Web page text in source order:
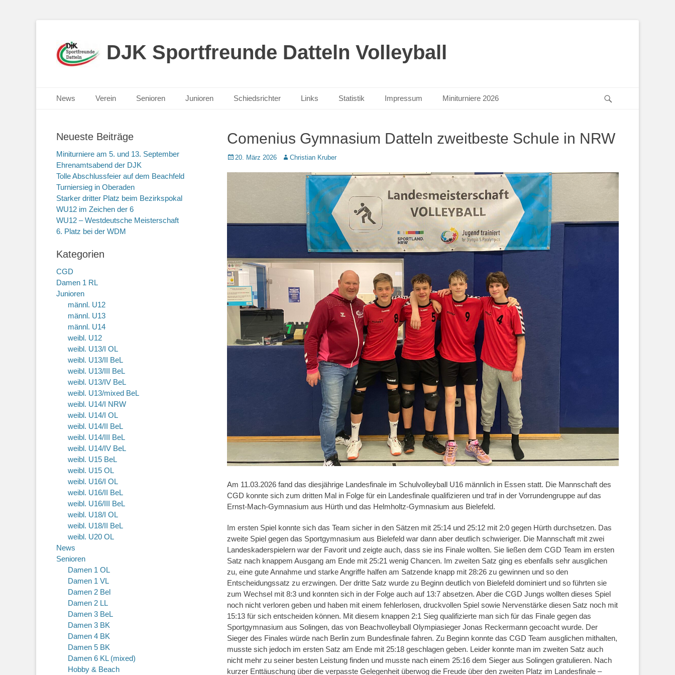
DJK Sportfreunde Datteln Volleyball
Primäres Menü
Inhalt
News Verein Senioren Junioren Schiedsrichter Links Statistik Impressum Miniturniere 2026
Comenius Gymnasium Datteln zweitbeste Schule in NRW
Posted
20. März 2026 AutorChristian Kruber
Am 11.03.2026 fand das diesjährige Landesfinale im Schulvolleyball U16 männlich in Essen statt. Die Mannschaft des
CGD konnte sich zum dritten Mal in Folge für ein Landesfinale qualifizieren und traf in der Vorrundengruppe auf das
Ernst-Mach-Gymnasium aus Hürth und das Helmholtz-Gymnasium aus Bielefeld.
Im ersten Spiel konnte sich das Team sicher in den Sätzen mit 25:14 und 25:12 mit 2:0 gegen Hürth durchsetzen. Das
zweite Spiel gegen das Sportgymnasium aus Bielefeld war dann aber deutlich schwieriger. Die Mannschaft mit zwei
Landeskaderspielern war der Favorit und zeigte auch, dass sie ins Finale wollten. Sie ließen dem CGD Team im ersten
Satz nach knappem Ausgang am Ende mit 25:21 wenig Chancen. Im zweiten Satz ging es ebenfalls sehr ausglichen
zu, eine gute Annahme und starke Angriffe halfen am Satzende knapp mit 28:26 zu gewinnen und so den
Entscheidungssatz zu erzwingen. Der dritte Satz wurde zu Beginn deutlich von Bielefeld dominiert und so führten sie
zum Wechsel mit 8:3 und konnten sich in der Folge auch auf 13:7 absetzen. Aber die CGD Jungs wollten dieses Spiel
noch nicht verloren geben und haben mit einem fehlerlosen, druckvollen Spiel sowie Nervenstärke diesen Satz noch mit
15:13 für sich entscheiden können. Mit diesem knappen 2:1 Sieg qualifizierte man sich für das Finale gegen das
Sportgymnasium aus Solingen, das von Beachvolleyball Olympiasieger Jonas Reckermann gecoacht wurde. Der
Sieger des Finales würde nach Berlin zum Bundesfinale fahren. Zu Beginn konnte das CGD Team ausglichen mithalten,
musste sich jedoch im ersten Satz am Ende mit 25:18 geschlagen geben. Leider konnte man im zweiten Satz auch
nicht mehr zu seiner besten Leistung finden und musste nach einem 25:16 dem Sieger aus Solingen gratulieren. Nach
kurzer Enttäuschung über die verpasste Gelegenheit überwog die Freude über den zweiten Platz im Landesfinale –
Neueste Beiträge
Miniturniere am 5. und 13. September
Ehrenamtsabend der DJK
Tolle Abschlussfeier auf dem Beachfeld
Turniersieg in Oberaden
Starker dritter Platz beim Bezirkspokal
WU12 im Zeichen der 6
WU12 – Westdeutsche Meisterschaft
6. Platz bei der WDM
Kategorien
CGD
Damen 1 RL
Junioren
männl. U12
männl. U13
männl. U14
weibl. U12
weibl. U13/I OL
weibl. U13/II BeL
weibl. U13/III BeL
weibl. U13/IV BeL
weibl. U13/mixed BeL
weibl. U14/I NRW
weibl. U14/I OL
weibl. U14/II BeL
weibl. U14/III BeL
weibl. U14/IV BeL
weibl. U15 BeL
weibl. U15 OL
weibl. U16/I OL
weibl. U16/II BeL
weibl. U16/III BeL
weibl. U18/I OL
weibl. U18/II BeL
weibl. U20 OL
News
Senioren
Damen 1 OL
Damen 1 VL
Damen 2 Bel
Damen 2 LL
Damen 3 BeL
Damen 3 BK
Damen 4 BK
Damen 5 BK
Damen 6 KL (mixed)
Hobby & Beach